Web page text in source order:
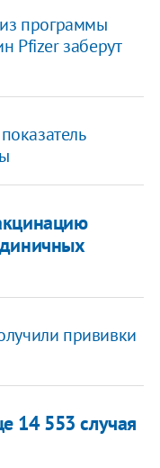
из программы
Pfizer заберут
прививки
14 553 случая